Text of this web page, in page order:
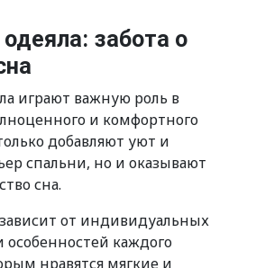
забота о
играют важную роль в
и комфортного
добавляют уют и
спальни, но и оказывают
сна.
от индивидуальных
каждого
нравятся мягкие и